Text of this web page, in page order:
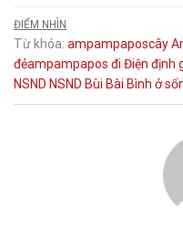
ĐIỂM NHÌN
Từ khóa: ampampaposcây
đẻampampapos đi Điện định
NSND NSND Bùi Bài Bình ở